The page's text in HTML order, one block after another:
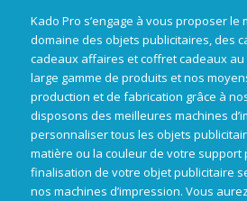
Kado Pro s’engage à vous proposer le
domaine des objets publicitaires, des
cadeaux affaires et coffret cadeaux au
large gamme de produits et nos
production et de fabrication grâce à
disposons des meilleures machines
personnaliser tous les objets
matière ou la couleur de votre support
finalisation de votre objet publicitaire
nos machines d’impression. Vous